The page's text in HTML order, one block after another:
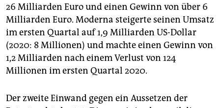
26 Milliarden Euro und einen Gewinn von über 6
Milliarden Euro. Moderna steigerte seinen Umsatz
im ersten Quartal auf 1,9 Milliarden US-Dollar
(2020: 8 Millionen) und machte einen Gewinn von
1,2 Milliarden nach einem Verlust von 124
Millionen im ersten Quartal 2020.
Der zweite Einwand gegen ein Aussetzen der